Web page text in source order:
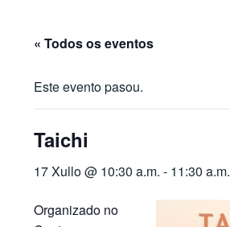
« Todos os eventos
Este evento pasou.
Taichi
17 Xullo @ 10:30 a.m. - 11:30 a.m.
Organizado no